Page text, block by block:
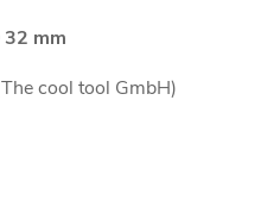
mm
cool tool GmbH)